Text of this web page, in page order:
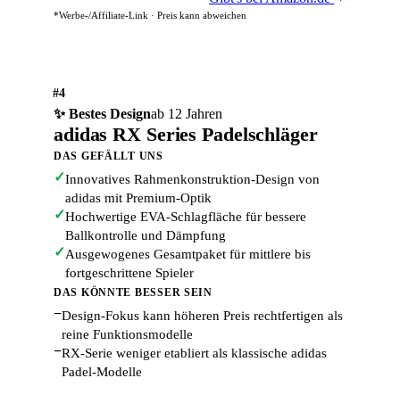
*Werbe-/Affiliate-Link · Preis kann abweichen
#4
✨ Bestes Designab 12 Jahren
adidas RX Series Padelschläger
DAS GEFÄLLT UNS
✓Innovatives Rahmenkonstruktion-Design von
adidas mit Premium-Optik
✓Hochwertige EVA-Schlagfläche für bessere
Ballkontrolle und Dämpfung
✓Ausgewogenes Gesamtpaket für mittlere bis
fortgeschrittene Spieler
DAS KÖNNTE BESSER SEIN
−Design-Fokus kann höheren Preis rechtfertigen als
reine Funktionsmodelle
−RX-Serie weniger etabliert als klassische adidas
Padel-Modelle